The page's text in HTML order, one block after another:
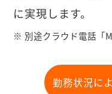
に実現します。
※ 別途クラウド電話「
勤務状況に